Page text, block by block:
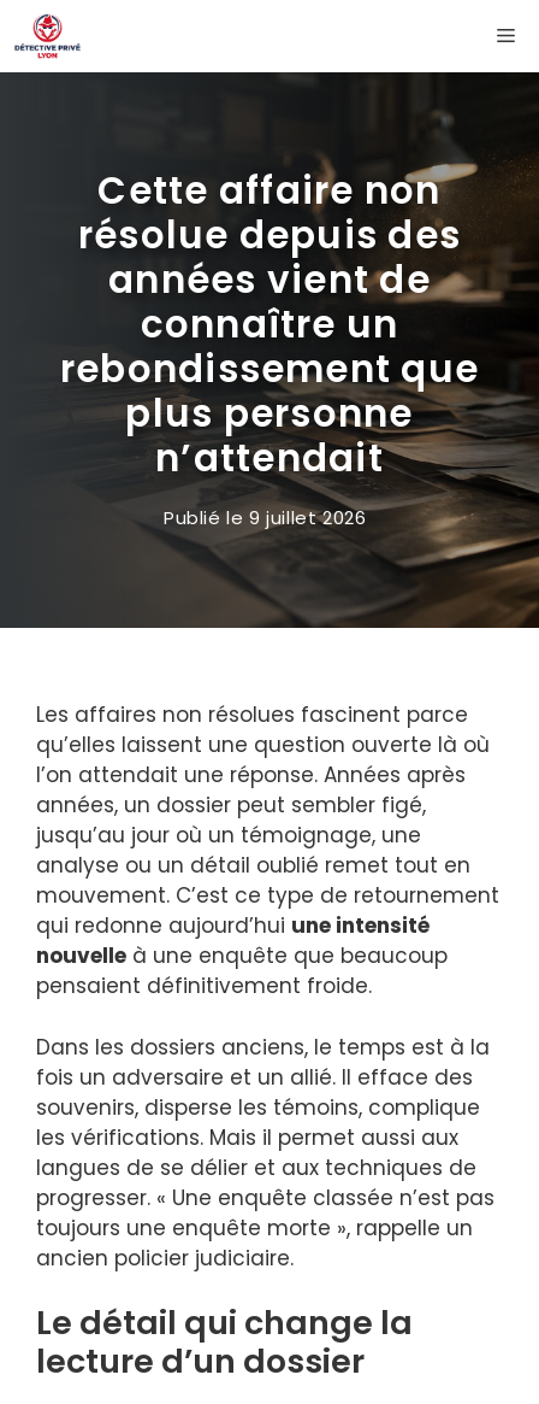
Aller
au
contenu
Cette affaire non
résolue depuis des
années vient de
connaître un
rebondissement que
plus personne
n’attendait
Publié le9 juillet 2026
Les affaires non résolues fascinent parce
qu’elles laissent une question ouverte là où
l’on attendait une réponse. Années après
années, un dossier peut sembler figé,
jusqu’au jour où un témoignage, une
analyse ou un détail oublié remet tout en
mouvement. C’est ce type de retournement
qui redonne aujourd’hui une intensité
nouvelle à une enquête que beaucoup
pensaient définitivement froide.
Dans les dossiers anciens, le temps est à la
fois un adversaire et un allié. Il efface des
souvenirs, disperse les témoins, complique
les vérifications. Mais il permet aussi aux
langues de se délier et aux techniques de
progresser. « Une enquête classée n’est pas
toujours une enquête morte », rappelle un
ancien policier judiciaire.
Le détail qui change la
lecture d’un dossier